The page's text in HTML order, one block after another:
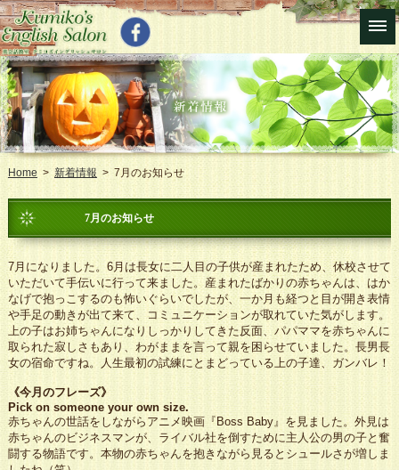
Home > 新着情報 > 7月のお知らせ
7月のお知らせ
7月になりました。6月は長女に二人目の子供が産まれたため、休校させて
いただいて手伝いに行って来ました。産まれたばかりの赤ちゃんは、はか
なげで抱っこするのも怖いぐらいでしたが、一か月も経つと目が開き表情
や手足の動きが出て来て、コミュニケーションが取れていた気がします。
上の子はお姉ちゃんになりしっかりしてきた反面、パパママを赤ちゃんに
取られた寂しさもあり、わがままを言って親を困らせていました。長男長
女の宿命ですね。人生最初の試練にとまどっている上の子達、ガンバレ！
《今月のフレーズ》
Pick on someone your own size.
赤ちゃんの世話をしながらアニメ映画『Boss Baby』を見ました。外見は
赤ちゃんのビジネスマンが、ライバル社を倒すために主人公の男の子と奮
闘する物語です。本物の赤ちゃんを抱きながら見るとシュールさが増しま